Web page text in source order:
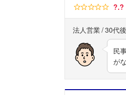
?.?
法人営業 30代
民
が